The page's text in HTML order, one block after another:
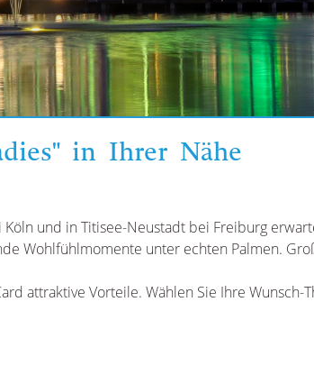
in Ihrer Nähe
und in Titisee-Neustadt bei Freiburg
Wohlfühlmomente unter echten Palmen.
attraktive Vorteile. Wählen Sie Ihre